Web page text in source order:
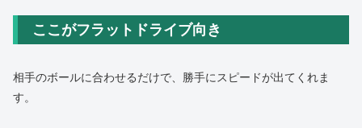
ここがフラットドライブ向き
相手のボールに合わせるだけで、勝手にスピードが出てくれま
す。